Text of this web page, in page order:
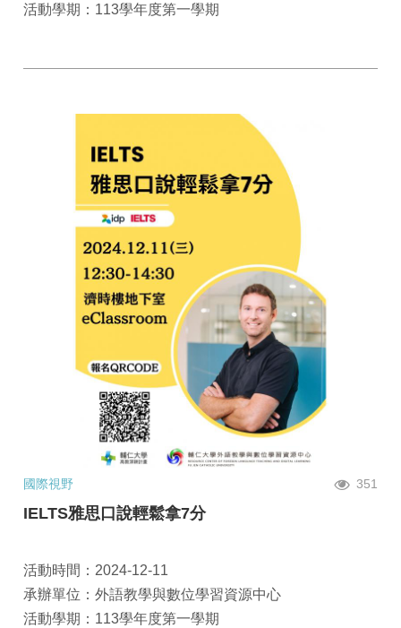
活動學期：113學年度第一學期
國際視野 351
IELTS雅思口說輕鬆拿7分
活動時間：2024-12-11
承辦單位：外語教學與數位學習資源中心
活動學期：113學年度第一學期